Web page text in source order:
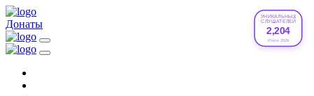
УНИКАЛЬНЫХ
СЛУШАТЕЛЕЙ
2,204
Июле 2026
Донаты